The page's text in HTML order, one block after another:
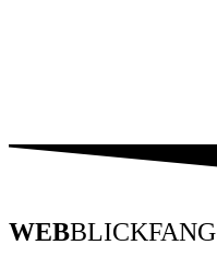
WEBBLICKFANG